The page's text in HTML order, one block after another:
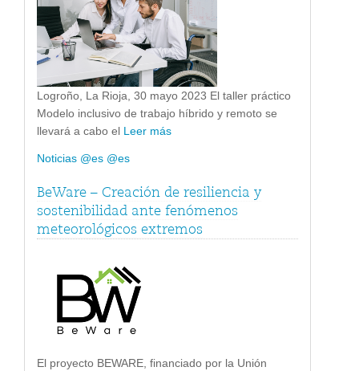
Logroño, La Rioja, 30 mayo 2023 El taller práctico
Modelo inclusivo de trabajo híbrido y remoto se
llevará a cabo el Leer más
Noticias @es @es
BeWare – Creación de resiliencia y
sostenibilidad ante fenómenos
meteorológicos extremos
El proyecto BEWARE, financiado por la Unión